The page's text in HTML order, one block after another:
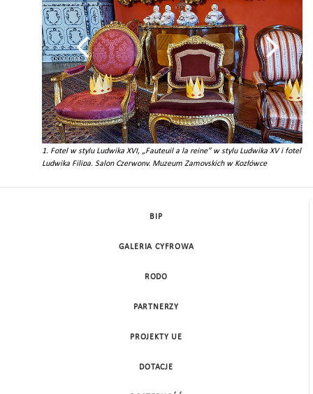
1. Fotel w stylu Ludwika XVI, „Fauteuil a la reine” w stylu Ludwika XV i fotel w
Ludwika Filipa. Salon Czerwony, Muzeum Zamoyskich w Kozłówce
BIP
GALERIA CYFROWA
RODO
PARTNERZY
PROJEKTY UE
DOTACJE